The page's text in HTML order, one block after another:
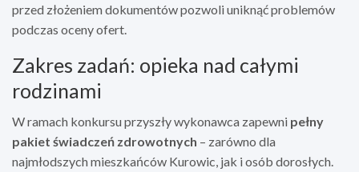
przed złożeniem dokumentów pozwoli uniknąć problemów
podczas oceny ofert.
Zakres zadań: opieka nad całymi
rodzinami
W ramach konkursu przyszły wykonawca zapewni pełny
pakiet świadczeń zdrowotnych – zarówno dla
najmłodszych mieszkańców Kurowic, jak i osób dorosłych.